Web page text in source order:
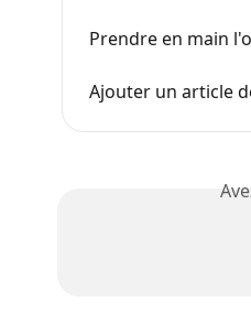
Prendre en main
Ajouter un article